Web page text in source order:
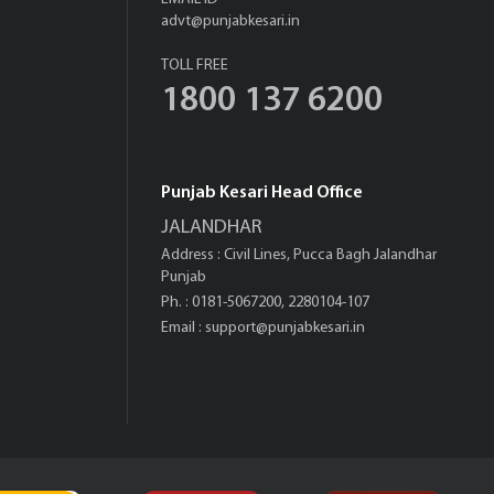
advt@punjabkesari.in
TOLL FREE
1800 137 6200
Punjab Kesari Head Office
JALANDHAR
Address : Civil Lines, Pucca Bagh Jalandhar
Punjab
Ph. : 0181-5067200, 2280104-107
Email : support@punjabkesari.in